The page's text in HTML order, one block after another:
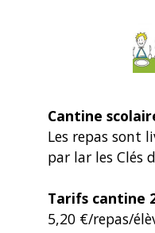
Cantine
Les repas sont
par lar les Clés
Tarifs cantine
5,20 €/repas/